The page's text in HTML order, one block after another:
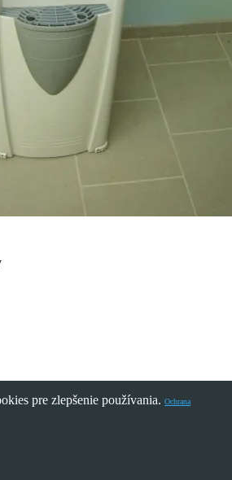
pre zlepšenie používania. Ochrana